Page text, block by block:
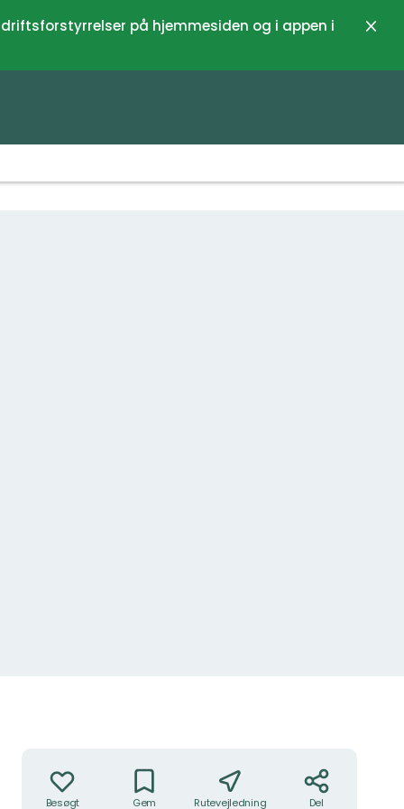
på hjemmesiden og i appen i Luk
Besøgt Gem Rutevejledning Del